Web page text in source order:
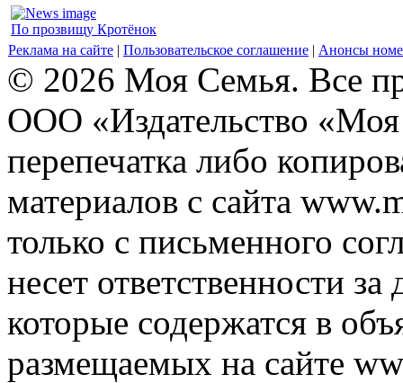
По прозвищу Кротёнок
Реклама на сайте | Пользовательское соглашение | Анонсы
© 2026 Моя Семья. Все
ООО «Издательство
перепечатка либо
материалов с сайта
только с письменного
несет ответственности
которые содержатся в
размещаемых на сайте